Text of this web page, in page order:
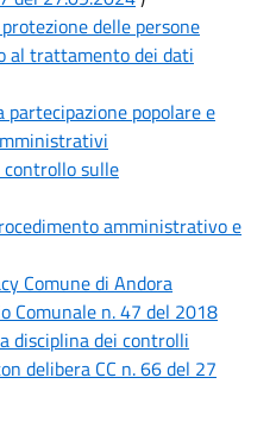
delle persone
al trattamento dei dati
partecipazione popolare e
sulle
amministrativo e
Comune di Andora
Comunale n. 47 del 2018
disciplina dei controlli
delibera CC n. 66 del 27